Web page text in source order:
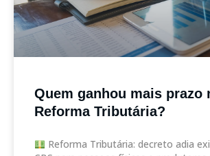
Quem ganhou mais prazo
Reforma Tributária?
Reforma Tributária: decreto adia